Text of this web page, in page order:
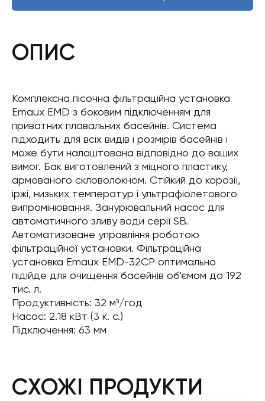
ОПИС
Комплексна пісочна фільтраційна установка
Emaux EMD з боковим підключенням для
приватних плавальних басейнів. Система
підходить для всіх видів і розмірів басейнів і
може бути налаштована відповідно до ваших
вимог. Бак виготовлений з міцного пластику,
армованого скловолокном. Стійкий до корозії,
іржі, низьких температур і ультрафіолетового
випромінювання. Занурювальний насос для
автоматичного зливу води серії SB.
Автоматизоване управління роботою
фільтраційної установки. Фільтраційна
установка Emaux EMD-32CP оптимально
підійде для очищення басейнів об’ємом до 192
тис. л.
Продуктивність: 32 м³/год
Насос: 2.18 кВт (3 к. с.)
Підключення: 63 мм
СХОЖІ ПРОДУКТИ